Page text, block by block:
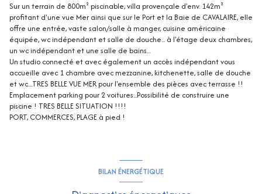
Sur un terrain de 800m² piscinable, villa provençale d'env. 142m²
profitant d'une vue Mer ainsi que sur le Port et la Baie de CAVALAIRE, elle
offre une entrée, vaste salon/salle à manger, cuisine américaine
équipée, wc indépendant et salle de douche... à l'étage deux chambres,
un wc indépendant et une salle de bains...
Un studio connecté et avec également un accès indépendant vous
accueille avec 1 chambre avec mezzanine, kitchenette, salle de douche
et wc....TRES BELLE VUE MER pour l'ensemble des pièces avec terrasse !!
Emplacement parking pour 2 voitures...Possibilité de construire une
piscine ! TRES BELLE SITUATION !!!!
PORT, COMMERCES, PLAGE à pied !
BILAN ÉNERGÉTIQUE